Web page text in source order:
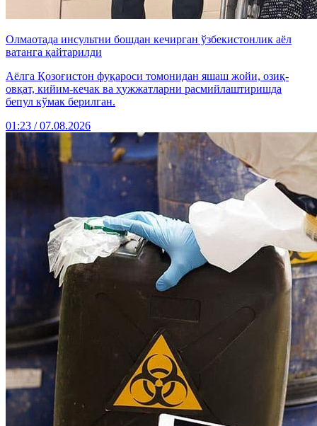
Олмаотада инсультни бошдан кечирган ўзбекистонлик аёл
ватанга қайтарилди
Аёлга Қозоғистон фуқароси томонидан яшаш жойи, озиқ-
овқат, кийим-кечак ва ҳужжатларни расмийлаштиришда
бепул кўмак берилган.
01:23 / 07.08.2026